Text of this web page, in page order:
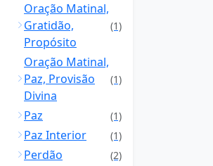
Oração Matinal,
Gratidão,
Propósito
(1)
Oração Matinal,
Paz, Provisão
Divina
(1)
Paz (1)
Paz Interior (1)
Perdão (2)